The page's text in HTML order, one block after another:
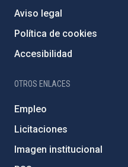
Aviso legal
Política de cookies
Accesibilidad
OTROS ENLACES
Empleo
Licitaciones
Imagen institucional